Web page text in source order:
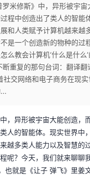
罗米修斯》中，异形被宇
程中创造出了类人的智能
和人类赋予计算机越来越
是一个创造新的物种的过
么教会计算机‘什么是什么
重复的那句台词：翻译翻
社交网络和电子商务在现
，异形被宇宙大能创造，
人的智能体。现实世界中
越多类人能力以及智慧的
呢？今天，我们就来聊聊
也就是《让子 弹飞》里姜